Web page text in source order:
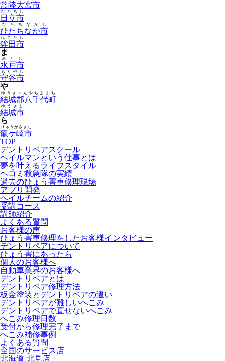
常陸大宮市
日立市
ひたちし
ひたちなか市
ひたちなかし
鉾田市
ほこたし
ま
水戸市
みとし
守谷市
もりやし
や
結城郡八千代町
ゆうきぐんやちよまち
結城市
ゆうきし
ら
龍ケ崎市
りゅうがさきし
TOP
デントリペアスクール
ヘイルマンという仕事とは
夢を叶えるライフスタイル
ヘコミ救急隊の実績
過去のひょう害車修理現場
アプリ開発
ヘイルチームの紹介
受講コース
講師紹介
よくある質問
お客様の声
ひょう害車修理をしたお客様インタビュー
デントリペアについて
ひょう害にあったら
個人のお客様へ
自動車業界のお客様へ
デントリペアとは
デントリペア修理方法
板金塗装とデントリペアの違い
デントリペアが難しいへこみ
デントリペアで直せないへこみ
へこみ修理日数
受付から修理完了まで
へこみ補修事例
よくある質問
全国のサービス店
北海道 北見店